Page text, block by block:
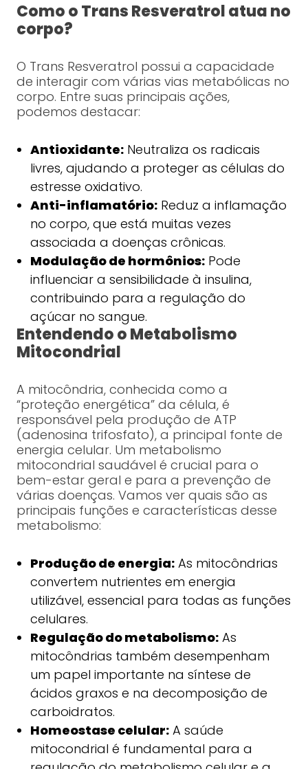
Como o Trans Resveratrol atua no
corpo?
O Trans Resveratrol possui a capacidade
de interagir com várias vias metabólicas no
corpo. Entre suas principais ações,
podemos destacar:
Antioxidante:Neutraliza os radicais
livres, ajudando a proteger as células do
estresse oxidativo.
Anti-inflamatório:Reduz a inflamação
no corpo, que está muitas vezes
associada a doenças crônicas.
Modulação de hormônios:Pode
influenciar a sensibilidade à insulina,
contribuindo para a regulação do
açúcar no sangue.
Entendendo o Metabolismo
Mitocondrial
A mitocôndria, conhecida como a
“proteção energética” da célula, é
responsável pela produção de ATP
(adenosina trifosfato), a principal fonte de
energia celular. Um metabolismo
mitocondrial saudável é crucial para o
bem-estar geral e para a prevenção de
várias doenças. Vamos ver quais são as
principais funções e características desse
metabolismo:
Produção de energia:As mitocôndrias
convertem nutrientes em energia
utilizável, essencial para todas as funções
celulares.
Regulação do metabolismo:As
mitocôndrias também desempenham
um papel importante na síntese de
ácidos graxos e na decomposição de
carboidratos.
Homeostase celular:A saúde
mitocondrial é fundamental para a